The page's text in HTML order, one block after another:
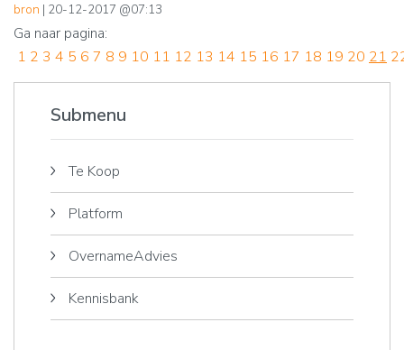
bron | 20-12-2017 @07:13
Ga naar pagina:
1 2 3 4 5 6 7 8 9 10 11 12 13 14 15 16 17 18 19 20 21
Submenu
Te Koop
Platform
OvernameAdvies
Kennisbank